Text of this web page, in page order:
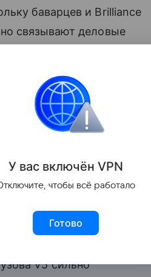
баварцев и Brilliance
связывают деловые
2003 году немцы и
совместное
Однако технически
к немецким
генов: 1,6-литровый
Benz, Mitsubishi и
― копия
дизайнерам сделать
авторство дизайна
V5 сильно
У вас включён VPN
чтобы всё работало
Готово